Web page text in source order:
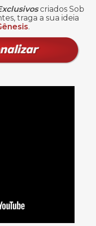
criados Sob
traga a sua ideia
.